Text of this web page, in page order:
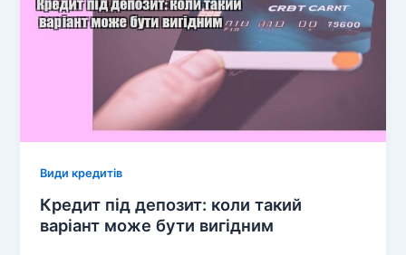
Види кредитів
Кредит під депозит: коли такий
варіант може бути вигідним